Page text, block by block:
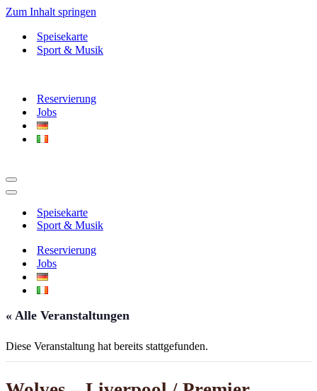
Zum Inhalt springen
Speisekarte
Sport & Musik
Reservierung
Jobs
Navigationsmenü
Navigationsmenü
Speisekarte
Sport & Musik
Reservierung
Jobs
« Alle Veranstaltungen
Diese Veranstaltung hat bereits stattgefunden.